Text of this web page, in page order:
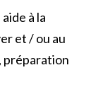
à la
et / ou au
préparation